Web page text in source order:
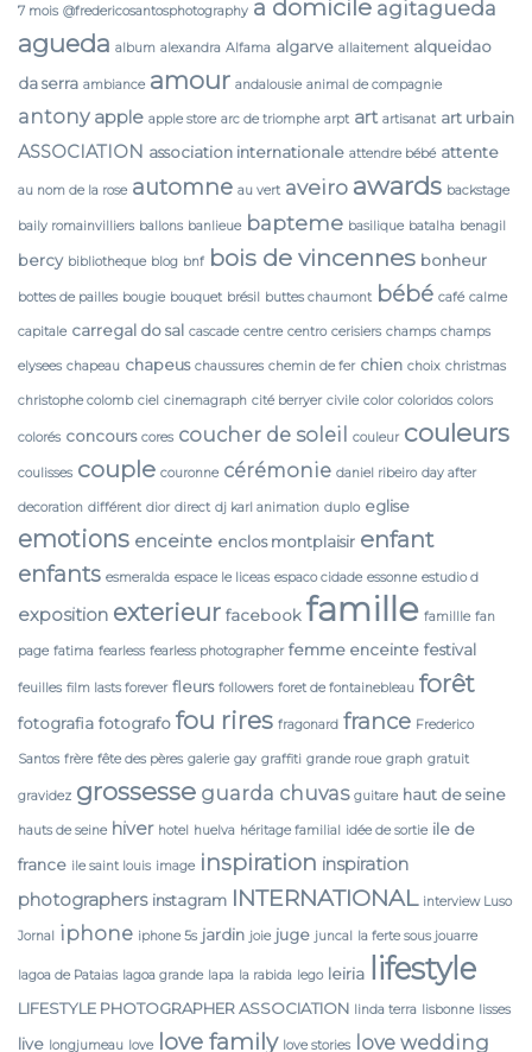
7 mois @fredericosantosphotography a domicile agitagueda
agueda album alexandra Alfama algarve allaitement alqueidao
da serra ambiance amour andalousie animal de compagnie
antony apple apple store arc de triomphe arpt art artisanat art urbain
ASSOCIATION association internationale attendre bébé attente
au nom de la rose automne au vert aveiro awards backstage
baily romainvilliers ballons banlieue bapteme basilique batalha benagil
bercy bibliotheque blog bnf bois de vincennes bonheur
bottes de pailles bougie bouquet brésil buttes chaumont bébé café calme
capitale carregal do sal cascade centre centro cerisiers champs champs
elysees chapeau chapeus chaussures chemin de fer chien choix christmas
christophe colomb ciel cinemagraph cité berryer civile color coloridos colors
colorés concours cores coucher de soleil couleur couleurs
coulisses couple couronne cérémonie daniel ribeiro day after
decoration différent dior direct dj karl animation duplo eglise
emotions enceinte enclos montplaisir enfant
enfants esmeralda espace le liceas espaco cidade essonne estudio d
exposition exterieur facebook famille famillle fan
page fatima fearless fearless photographer femme enceinte festival
feuilles film lasts forever fleurs followers foret de fontainebleau forêt
fotografia fotografo fou rires fragonard france Frederico
Santos frère fête des pères galerie gay graffiti grande roue graph gratuit
gravidez grossesse guarda chuvas guitare haut de seine
hauts de seine hiver hotel huelva héritage familial idée de sortie ile de
france ile saint louis image inspiration inspiration
photographers instagram INTERNATIONAL interview Luso
Jornal iphone iphone 5s jardin joie juge juncal la ferte sous jouarre
lagoa de Pataias lagoa grande lapa la rabida lego leiria lifestyle
LIFESTYLE PHOTOGRAPHER ASSOCIATION linda terra lisbonne lisses
live longjumeau love love family love stories love wedding